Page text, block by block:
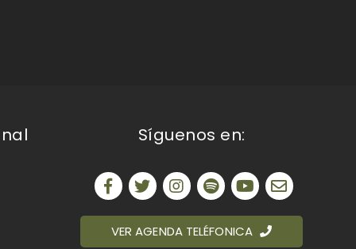
Síguenos en:
VER AGENDA TELÉFONICA